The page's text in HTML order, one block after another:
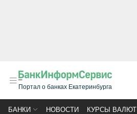
Портал о банках Екатеринбурга
БАНКИ НОВОСТИ КУРСЫ ВАЛЮТ